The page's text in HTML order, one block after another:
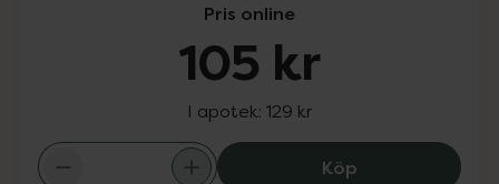
Pris online
105 kr
I apotek: 129 kr
KöpMoss & Noor